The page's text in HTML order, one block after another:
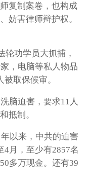
复制案卷，也构成
妨害律师辩护权。
轮功学员大抓捕，
，电脑等私人物品
取保候审。
脑迫害，要求11人
抵制。
以来，中共的迫害
月，至少有2857名
多万现金。还有39